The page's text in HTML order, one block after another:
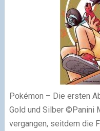
Pokémon – Die ersten
Gold und Silber ©Panini
vergangen, seitdem die